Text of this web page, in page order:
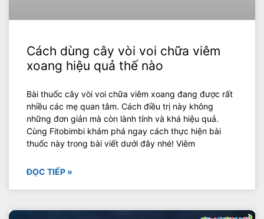
Cách dùng cây vòi voi chữa viêm
xoang hiệu quả thế nào
Bài thuốc cây vòi voi chữa viêm xoang đang được rất
nhiều các mẹ quan tâm. Cách điều trị này không
những đơn giản mà còn lành tính và khá hiệu quả.
Cùng Fitobimbi khám phá ngay cách thực hiện bài
thuốc này trong bài viết dưới đây nhé! Viêm
ĐỌC TIẾP »